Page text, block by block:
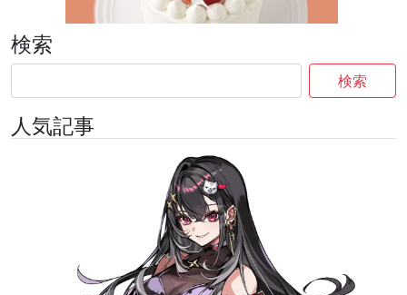
検索
検索
人気記事